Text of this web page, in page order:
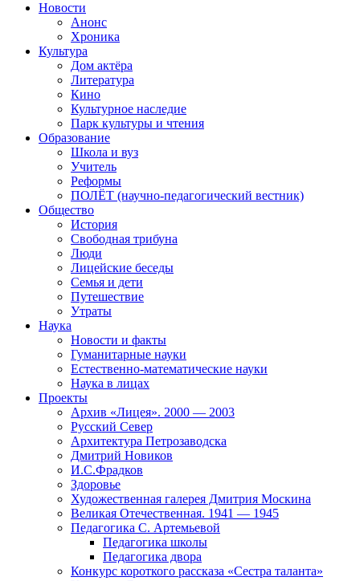
Новости
Анонс
Хроника
Культура
Дом актёра
Литература
Кино
Культурное наследие
Парк культуры и чтения
Образование
Школа и вуз
Учитель
Реформы
ПОЛЁТ (научно-педагогический вестник)
Общество
История
Свободная трибуна
Люди
Лицейские беседы
Семья и дети
Путешествие
Утраты
Наука
Новости и факты
Гуманитарные науки
Естественно-математические науки
Наука в лицах
Проекты
Архив «Лицея». 2000 — 2003
Русский Север
Архитектура Петрозаводска
Дмитрий Новиков
И.С.Фрадков
Здоровье
Художественная галерея Дмитрия Москина
Великая Отечественная. 1941 — 1945
Педагогика С. Артемьевой
Педагогика школы
Педагогика двора
Конкурс короткого рассказа «Сестра таланта»